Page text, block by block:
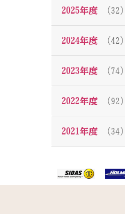
2025年度 （32）
2024年度 （42）
2023年度 （74）
2022年度 （92）
2021年度 （34）